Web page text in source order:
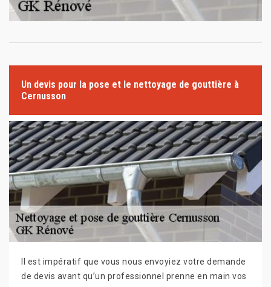
Un devis pour la pose et le nettoyage de gouttière à
Cernusson
Il est impératif que vous nous envoyiez votre demande
de devis avant qu’un professionnel prenne en main vos